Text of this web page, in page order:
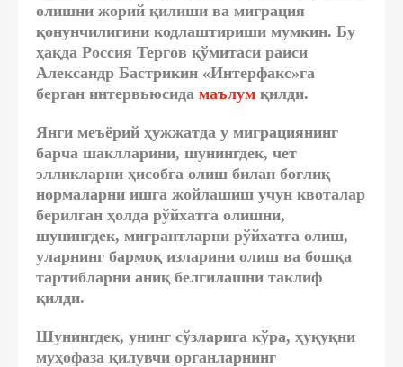
олишни жорий қилиши ва миграция
қонунчилигини кодлаштириши мумкин. Бу
ҳақда Россия Тергов қўмитаси раиси
Aлександр Бастрикин «Интерфакс»га
берган интервьюсида маълум қилди.
Янги меъёрий ҳужжатда у миграциянинг
барча шаклларини, шунингдек, чет
элликларни ҳисобга олиш билан боғлиқ
нормаларни ишга жойлашиш учун квоталар
берилган ҳолда рўйхатга олишни,
шунингдек, мигрантларни рўйхатга олиш,
уларнинг бармоқ изларини олиш ва бошқа
тартибларни аниқ белгилашни таклиф
қилди.
Шунингдек, унинг сўзларига кўра, ҳуқуқни
муҳофаза қилувчи органларнинг